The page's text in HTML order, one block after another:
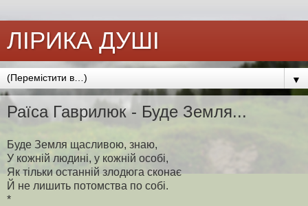
ЛІРИКА ДУШІ
▼
Раїса Гаврилюк - Буде Земля...
Буде Земля щасливою, знаю,
У кожній людині, у кожній особі,
Як тільки останній злодюга сконає
Й не лишить потомства по собі.
*